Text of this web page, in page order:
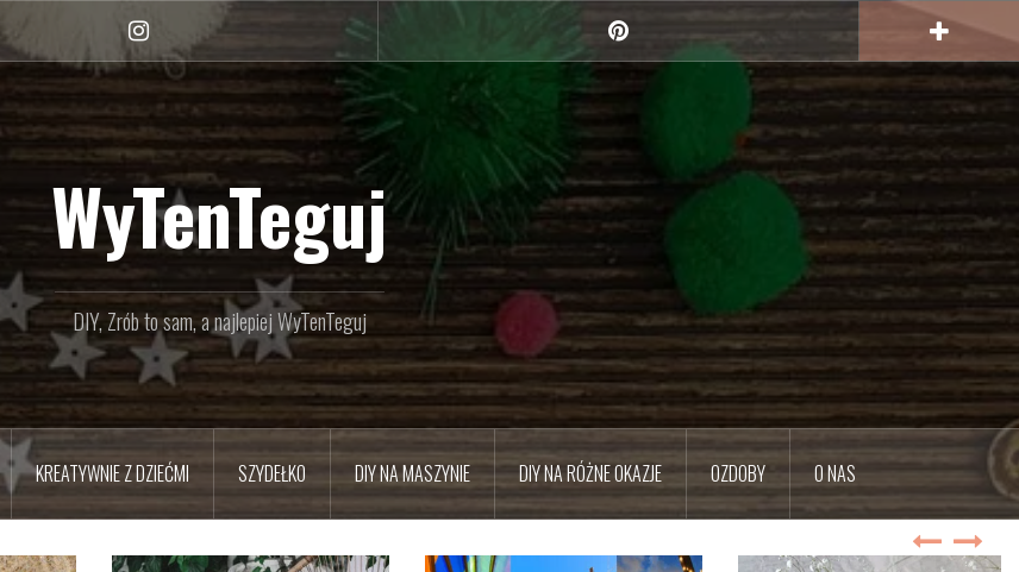
Instagram
WyTenTeguj
DIY, Zrób to sam, a najlepiej WyTenTeguj
KREATYWNIE Z DZIEĆMI SZYDEŁKO DIY NA MASZYNIE DIY NA RÓŻNE OKAZJE OZDOBY O NAS